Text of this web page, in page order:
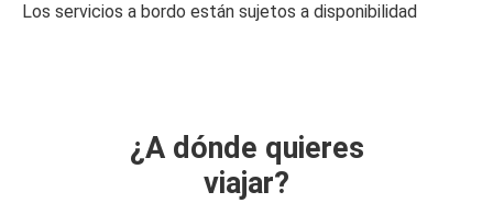
Los servicios a bordo están sujetos a disponibilidad
¿A dónde quieres
viajar?